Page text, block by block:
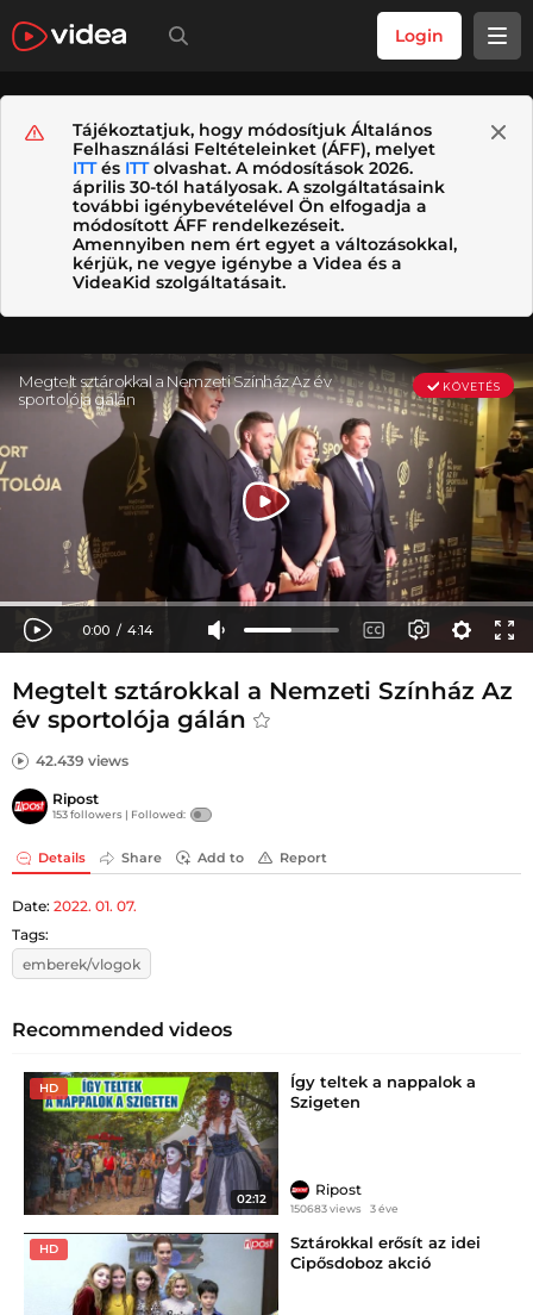
Login
Tájékoztatjuk, hogy módosítjuk Általános
Felhasználási Feltételeinket (ÁFF), melyet
ITTés ITTolvashat. A módosítások 2026.
április 30-tól hatályosak. A szolgáltatásaink
további igénybevételével Ön elfogadja a
módosított ÁFF rendelkezéseit.
Amennyiben nem ért egyet a változásokkal,
kérjük, ne vegye igénybe a Videa és a
VideaKid szolgáltatásait.
Megtelt sztárokkal a Nemzeti Színház Az
év sportolója gálán
42.439 views
Ripost
153 followers | Followed:
Details Share Add to Report
Date: 2022. 01. 07.
Tags:
emberek/vlogok
Recommended videos
HD
02:12
Így teltek a nappalok a
Szigeten
Ripost
150683 views 3 éve
HD
Sztárokkal erősít az idei
Cipősdoboz akció